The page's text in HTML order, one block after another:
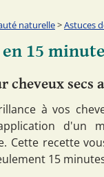
naturelle>Astuces
15
cheveux secs
à vos
d'un
Cette recette
15